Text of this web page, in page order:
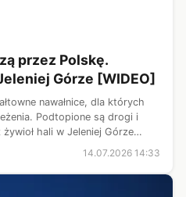
przez Polskę.
Górze [WIDEO]
nawałnice, dla których
Podtopione są drogi i
hali w Jeleniej Górze
120 osób. Mocno grzmi i pada
14.07.2026 14:33